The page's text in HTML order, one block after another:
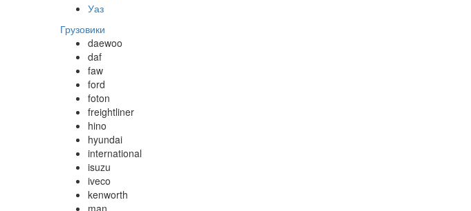
Уаз
Грузовики
daewoo
daf
faw
ford
foton
freightliner
hino
hyundai
international
isuzu
iveco
kenworth
man